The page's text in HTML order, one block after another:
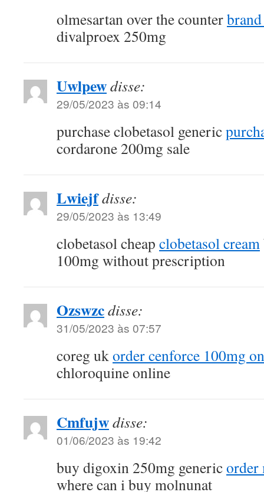
olmesartan over the counter
divalproex 250mg
Uwlpewdisse:
29/05/2023 às 09:14
purchase clobetasol generic
cordarone 200mg sale
Lwiejfdisse:
29/05/2023 às 13:49
clobetasol cheap clobetasol cream
100mg without prescription
Ozswzcdisse:
31/05/2023 às 07:57
coreg ukorder cenforce 100mg
chloroquine online
Cmfujwdisse:
01/06/2023 às 19:42
buy digoxin 250mg genericorder
where can i buy molnunat